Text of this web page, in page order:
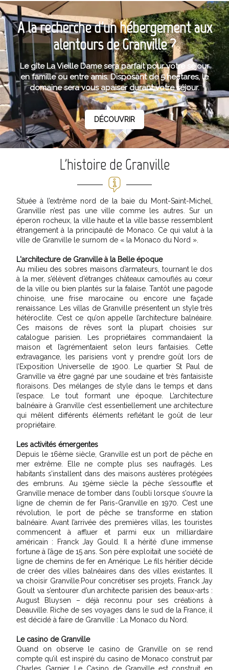
A la recherche d'un hébergement aux
alentours de Granville ?
Le gîte La Vieille Dame sera parfait pour votre séjour
en famille ou entre amis. Disposant de 5 hectares, le
domaine sera vous apaiser durant votre séjour.
DÉCOUVRIR
L'histoire de Granville
Située à l’extrême nord de la baie du Mont-Saint-Michel,
Granville n’est pas une ville comme les autres. Sur un
éperon rocheux, la ville haute et la ville basse ressemblent
étrangement à la principauté de Monaco. Ce qui valut à la
ville de Granville le surnom de « la Monaco du Nord ».
L'architecture de Granville à la Belle époque
Au milieu des sobres maisons d’armateurs, tournant le dos
à la mer, s’élèvent d’étranges châteaux camouflés au cœur
de la ville ou bien plantés sur la falaise. Tantôt une pagode
chinoise, une frise marocaine ou encore une façade
renaissance. Les villas de Granville présentent un style très
hétéroclite. C’est ce qu’on appelle l’architecture balnéaire.
Ces maisons de rêves sont la plupart choisies sur
catalogue parisien. Les propriétaires commandaient la
maison et l’agrémentaient selon leurs fantaisies. Cette
extravagance, les parisiens vont y prendre goût lors de
l’Exposition Universelle de 1900. Le quartier St Paul de
Granville va être gagné par une soudaine et très fantaisiste
floraisons. Des mélanges de style dans le temps et dans
l’espace. Le tout formant une époque. L’architecture
balnéaire à Granville c’est essentiellement une architecture
qui mêlent différents éléments reflétant le goût de leur
propriétaire.
Les activités émergentes
Depuis le 16ème siècle, Granville est un port de pêche en
mer extrême. Elle ne compte plus ses naufragés. Les
habitants s’installent dans des maisons austères protégées
des embruns. Au 19ème siècle la pèche s’essouffle et
Granville menace de tomber dans l’oubli lorsque s’ouvre la
ligne de chemin de fer Paris-Granville en 1970. C’est une
révolution, le port de pêche se transforme en station
balnéaire. Avant l’arrivée des premières villas, les touristes
commencent à affluer et parmi eux un milliardaire
américain : Franck Jay Gould. Il a hérité d’une immense
fortune à l’âge de 15 ans. Son père exploitait une société de
ligne de chemins de fer en Amérique. Le fils héritier décide
de créer des villes balnéaires dans des villes existantes. Il
va choisir Granville.Pour concrétiser ses projets, Franck Jay
Goult va s’entourer d’un architecte parisien des beaux-arts :
August Bluysen – déjà reconnu pour ses créations à
Deauville. Riche de ses voyages dans le sud de la France, il
est décidé à faire de Granville : La Monaco du Nord.
Le casino de Granville
Quand on observe le casino de Granville on se rend
compte qu’il est inspiré du casino de Monaco construit par